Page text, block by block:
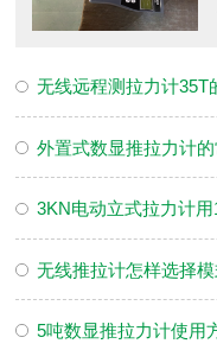
无线远程测拉力计35T
外置式数显推拉力计​
3KN电动立式拉力计用
无线推拉计怎样选择
5吨数显推拉力计使用方